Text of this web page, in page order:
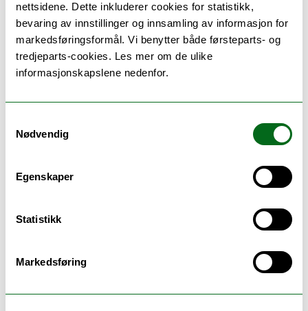
nettsidene. Dette inkluderer cookies for statistikk,
bevaring av innstillinger og innsamling av informasjon for
markedsføringsformål. Vi benytter både førsteparts- og
tredjeparts-cookies. Les mer om de ulike
informasjonskapslene nedenfor.
Nødvendig
Egenskaper
Statistikk
Markedsføring
Pensum
studiehverdagen her på UiT!
Telefon: +4777660335